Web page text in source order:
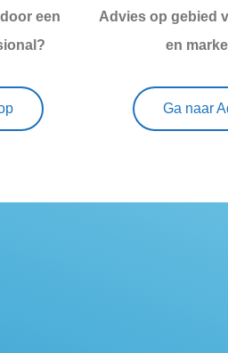
een
Advies op gebied
en
Ga naar